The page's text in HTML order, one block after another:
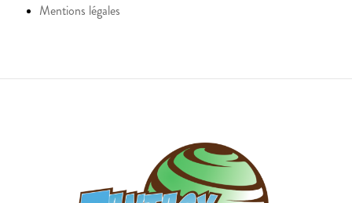
Mentions légales